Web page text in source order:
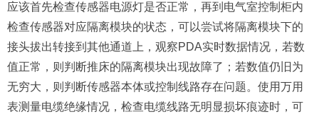
应该首先检查传感器电源灯是否正常，再到电气室控制柜内
检查传感器对应隔离模块的状态，可以尝试将隔离模块下的
接头拔出转接到其他通道上，观察PDA实时数据情况，若数
值正常，则判断推床的隔离模块出现故障了；若数值仍旧为
无穷大，则判断传感器本体或控制线路存在问题。使用万用
表测量电缆绝缘情况，检查电缆线路无明显损坏痕迹时，可